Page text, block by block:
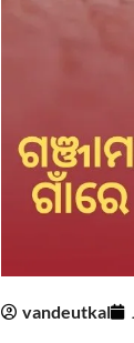
vandeutkal